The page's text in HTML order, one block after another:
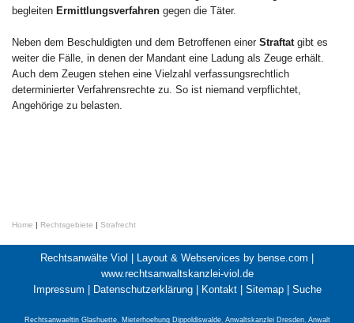
begleiten Ermittlungsverfahren gegen die Täter.
Neben dem Beschuldigten und dem Betroffenen einer Straftat gibt es
weiter die Fälle, in denen der Mandant eine Ladung als Zeuge erhält.
Auch dem Zeugen stehen eine Vielzahl verfassungsrechtlich
determinierter Verfahrensrechte zu. So ist niemand verpflichtet,
Angehörige zu belasten.
Home | Rechtsgebiete | Strafrecht
Rechtsanwälte Viol | Layout & Webservices by bense.com |
www.rechtsanwaltskanzlei-viol.de
Impressum | Datenschutzerklärung| Kontakt| Sitemap| Suche
Rechtsanwaeltin Glashuette, Mieterhoehung Dippoldiswalde, Anwaltskanzlei Dresden, Anwalt